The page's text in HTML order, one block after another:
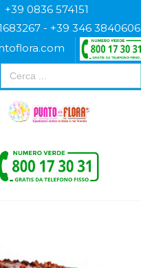
+39 0836 574151
- +39 346 3840606
Search
for: